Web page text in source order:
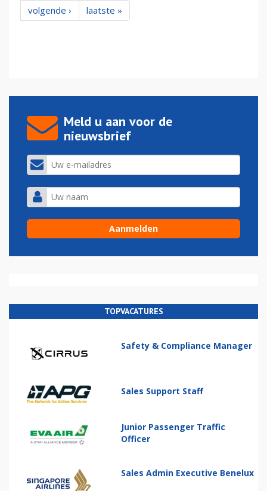
volgende ›
laatste »
Meld u aan voor de
nieuwsbrief
TOPVACATURES
Safety & Compliance Manager
Sales Support Staff
Junior Passenger Traffic
Officer
Sales Admin Executive Benelux